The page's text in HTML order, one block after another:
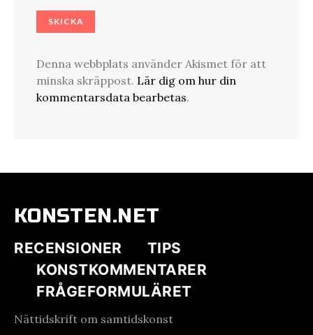
Denna webbplats använder Akismet för att
minska skräppost. Lär dig om hur din
kommentarsdata bearbetas.
KONSTEN.NET
RECENSIONER
TIPS
KONSTKOMMENTARER
FRÅGEFORMULÄRET
Nättidskrift om samtidskonst